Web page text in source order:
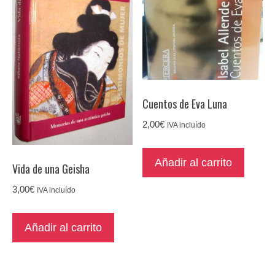
Vida de una Geisha
3,00€ IVA incluído
Añadir al carrito
Cuentos de Eva Luna
2,00€ IVA incluído
Añadir al carrito